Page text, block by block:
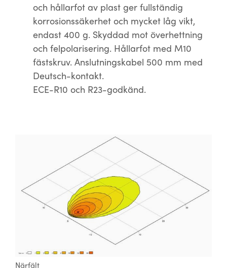
och hållarfot av plast ger fullständig
korrosionssäkerhet och mycket låg vikt,
endast 400 g. Skyddad mot överhettning
och felpolarisering. Hållarfot med M10
fästskruv. Anslutningskabel 500 mm med
Deutsch-kontakt.
ECE-R10 och R23-godkänd.
Närfält